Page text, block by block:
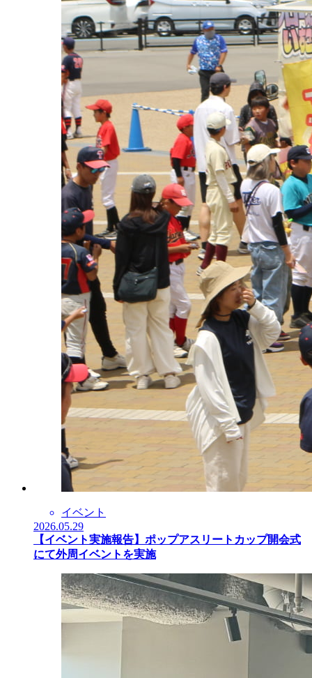
イベント
2026.05.29
【イベント実施報告】ポップアスリートカップ開会式
にて外周イベントを実施